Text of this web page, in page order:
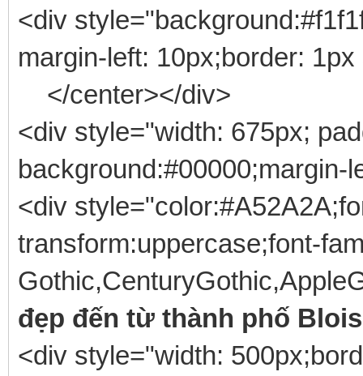
<div
margin-left: 10px;border:
</center></div>
<div style="width: 675px;
background:#00000;margin-
<div
transform:uppercase;font-
đẹp đến từ thành phố
<div style="width: